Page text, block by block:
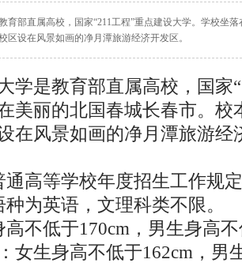
育部直属高校，国家“211工程”重点建设大学。学校坐
区设在风景如画的净月潭旅游经济开发区。
是教育部直属高校，国家
美丽的北国春城长春市。校
在风景如画的净月潭旅游经
等学校年度招生工作规
英语，文理科类不限。
低于170cm，男生身高不
女生身高不低于162cm，男